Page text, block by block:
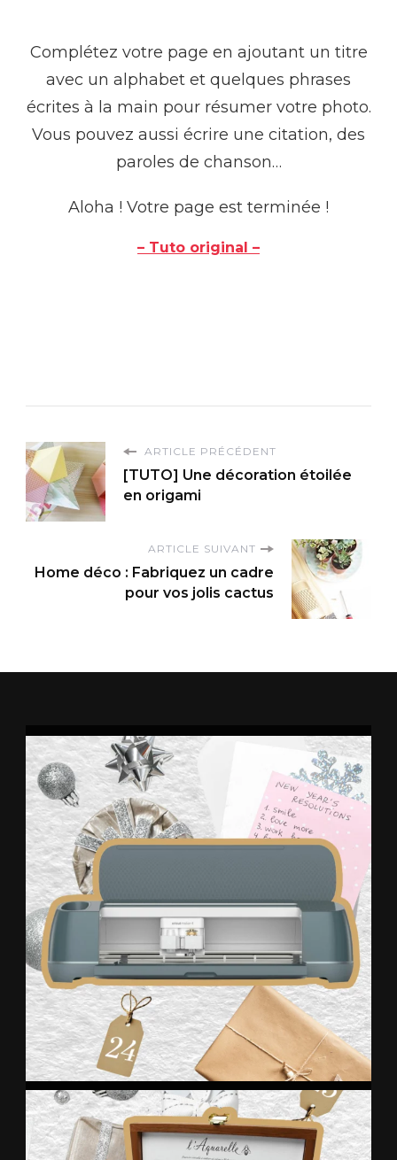
Complétez votre page en ajoutant un titre
avec un alphabet et quelques phrases
écrites à la main pour résumer votre photo.
Vous pouvez aussi écrire une citation, des
paroles de chanson…
Aloha ! Votre page est terminée !
– Tuto original –
ARTICLE PRÉCÉDENT
[TUTO] Une décoration étoilée
en origami
ARTICLE SUIVANT
Home déco : Fabriquez un cadre
pour vos jolis cactus